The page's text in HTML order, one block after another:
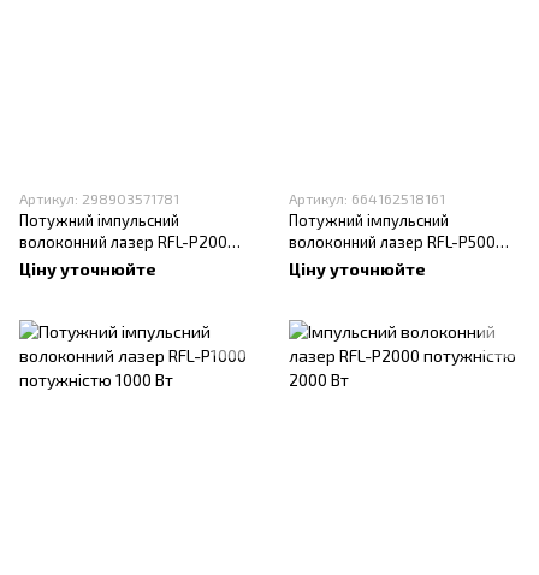
Артикул: 298903571781
Потужний імпульсний
волоконний лазер RFL-P200
потужністю 200 Вт
Ціну уточнюйте
Артикул: 664162518161
Потужний імпульсний
волоконний лазер RFL-P500
потужністю 500 Вт
Ціну уточнюйте